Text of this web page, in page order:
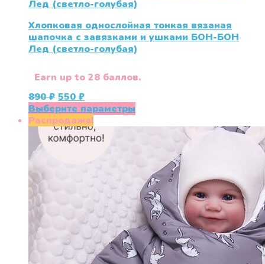
Хлопковая однослойная тонкая вязаная
шапочка с завязками и ушками БОН-БОН
Лед (светло-голубая)
Earn up to 28 баллов.
890₽ Первоначальная
цена
составляла
890 ₽.
550₽Текущая
цена:
550 ₽.
Выберите параметры
несколько
вариаций.
Опции
можно
выбрать
на
странице
товара.
Распродажа!